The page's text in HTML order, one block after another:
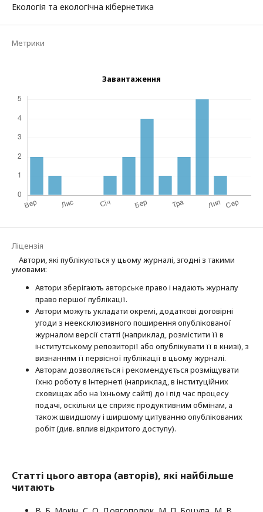
Екологія та екологічна кібернетика
Метрики
Завантаження
Ліцензія
Автори, які публікуються у цьому журналі, згодні з такими
умовами:
Автори зберігають авторське право і надають журналу
право першої публі­кації.
Автори можуть укладати окремі, додат­кові договірні
угоди з неексклюзив­ного поширення опублікованої
журналом версії статті (наприклад, розмістити її в
інститутському репозиторії або опубліку­вати її в книзі), з
визнанням її первісної публікації в цьому журналі.
Авторам дозволяється і рекомендується розміщувати
їхню роботу в Інтернеті (наприклад, в інституційних
сховищах або на їхньому сайті) до і під час процесу
подачі, оскільки це сприяє продуктивним обмінам, а
також швидшому і ширшому цитуванню опубліко­ва­них
робіт (див. вплив відкритого доступу).
Статті цього автора (авторів), які найбільше
читають